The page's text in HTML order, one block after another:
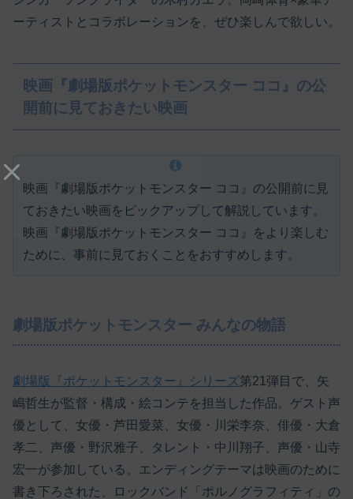
ーティストとコラボレーションを、ぜひ楽しんで欲しい。
映画『劇場版ポケットモンスター ココ』の公
開前に見ておきたい映画
映画『劇場版ポケットモンスター ココ』の公開前に見
ておきたい映画をピックアップして解説しています。
映画『劇場版ポケットモンスター ココ』をより楽しむ
ために、事前に見ておくことをおすすめします。
劇場版ポケットモンスター みんなの物語
劇場版『ポケットモンスター』シリーズ第21弾目で、矢
嶋哲生が監督・構成・絵コンテを担当した作品。ゲスト声
優として、女優・芦田愛菜、女優・川栄李奈、俳優・大倉
孝二、声優・野沢雅子、タレント・中川翔子、声優・山寺
宏一が参加している。エンディングテーマは映画のために
書き下ろされた、ロックバンド「ポルノグラフィティ」の